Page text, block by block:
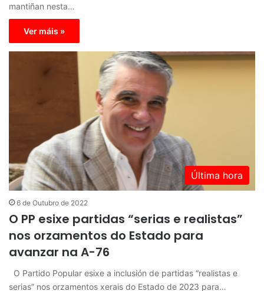
mantiñan nesta…
Ver máis »
Última hora
6 de Outubro de 2022
O PP esixe partidas “serias e realistas”
nos orzamentos do Estado para
avanzar na A-76
O Partido Popular esixe a inclusión de partidas “realistas e
serias” nos orzamentos xerais do Estado de 2023 para…